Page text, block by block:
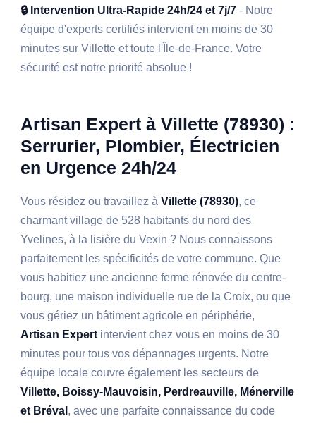
🔒 Intervention Ultra-Rapide 24h/24 et 7j/7 - Notre
équipe d'experts certifiés intervient en moins de 30
minutes sur Villette et toute l'Île-de-France. Votre
sécurité est notre priorité absolue !
Artisan Expert à Villette (78930) :
Serrurier, Plombier, Électricien
en Urgence 24h/24
Vous résidez ou travaillez àVillette (78930), ce
charmant village de 528 habitants du nord des
Yvelines, à la lisière du Vexin ? Nous connaissons
parfaitement les spécificités de votre commune. Que
vous habitiez une ancienne ferme rénovée du centre-
bourg, une maison individuelle rue de la Croix, ou que
vous gériez un bâtiment agricole en périphérie,
Artisan Expertintervient chez vous en moins de 30
minutes pour tous vos dépannages urgents. Notre
équipe locale couvre également les secteurs de
Villette, Boissy-Mauvoisin, Perdreauville, Ménerville
et Bréval , avec une parfaite connaissance du code